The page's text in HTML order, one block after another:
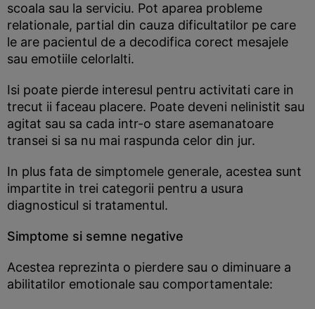
scoala sau la serviciu. Pot aparea probleme
relationale, partial din cauza dificultatilor pe care
le are pacientul de a decodifica corect mesajele
sau emotiile celorlalti.
Isi poate pierde interesul pentru activitati care in
trecut ii faceau placere. Poate deveni nelinistit sau
agitat sau sa cada intr-o stare asemanatoare
transei si sa nu mai raspunda celor din jur.
In plus fata de simptomele generale, acestea sunt
impartite in trei categorii pentru a usura
diagnosticul si tratamentul.
Simptome si semne negative
Acestea reprezinta o pierdere sau o diminuare a
abilitatilor emotionale sau comportamentale: